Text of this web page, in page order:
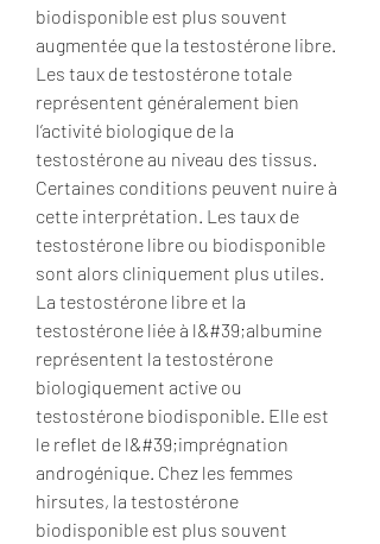
biodisponible est plus souvent
augmentée que la testostérone libre.
Les taux de testostérone totale
représentent généralement bien
l’activité biologique de la
testostérone au niveau des tissus.
Certaines conditions peuvent nuire à
cette interprétation. Les taux de
testostérone libre ou biodisponible
sont alors cliniquement plus utiles.
La testostérone libre et la
testostérone liée à l&#39;albumine
représentent la testostérone
biologiquement active ou
testostérone biodisponible. Elle est
le reflet de l&#39;imprégnation
androgénique. Chez les femmes
hirsutes, la testostérone
biodisponible est plus souvent